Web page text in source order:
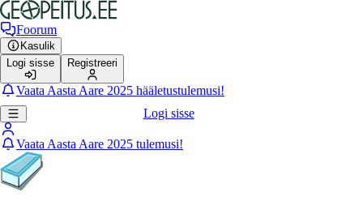
Foorum
Kasulik
Logi sisse
Registreeri
Vaata Aasta Aare 2025 hääletustulemusi!
Logi sisse
Vaata Aasta Aare 2025 tulemusi!